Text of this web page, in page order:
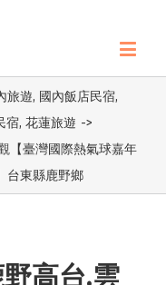
旅遊, 國內飯店民宿,
宿, 花蓮旅遊 ->
【臺灣國際熱氣球嘉年
台東縣鹿野鄉
高台‬.雲